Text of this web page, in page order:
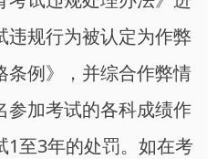
违规行为被认定为作弊
条例》，并综合作弊情
参加考试的各科成绩作
1至3年的处罚。如在考